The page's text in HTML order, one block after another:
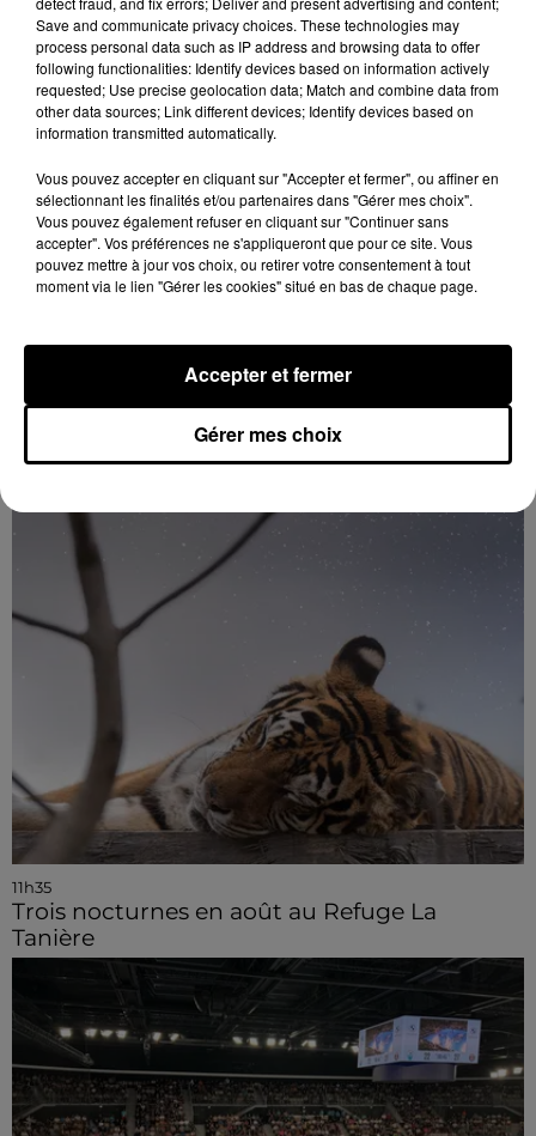
11h47
Coupe de France : les basketteurs chartrains
connaissent la...
11h35
Trois nocturnes en août au Refuge La
Tanière
Save and communicate privacy choices. These technologies may
process personal data such as IP address and browsing data to offer
following functionalities: Identify devices based on information actively
requested; Use precise geolocation data; Match and combine data from
other data sources; Link different devices; Identify devices based on
information transmitted automatically.
Vous pouvez accepter en cliquant sur "Accepter et fermer", ou affiner en
sélectionnant les finalités et/ou partenaires dans "Gérer mes choix".
Vous pouvez également refuser en cliquant sur "Continuer sans
accepter". Vos préférences ne s'appliqueront que pour ce site. Vous
pouvez mettre à jour vos choix, ou retirer votre consentement à tout
moment via le lien "Gérer les cookies" situé en bas de chaque page.
Gérer mes choix
Accepter et fermer